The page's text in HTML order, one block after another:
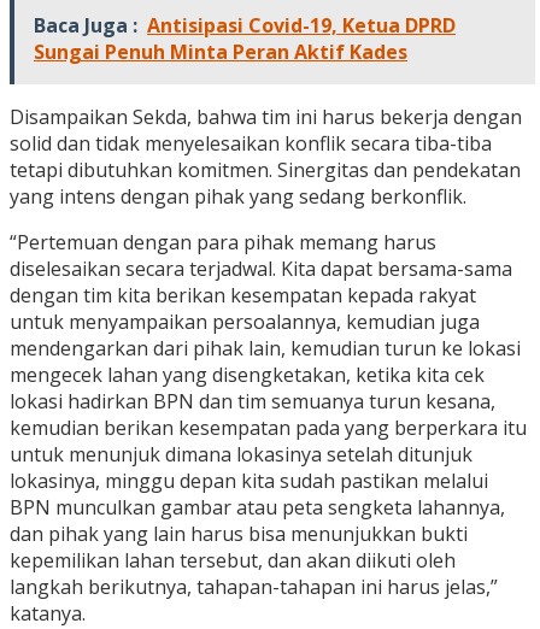
Baca Juga : Antisipasi Covid-19, Ketua DPRD
Sungai Penuh Minta Peran Aktif Kades
Disampaikan Sekda, bahwa tim ini harus bekerja dengan
solid dan tidak menyelesaikan konflik secara tiba-tiba
tetapi dibutuhkan komitmen. Sinergitas dan pendekatan
yang intens dengan pihak yang sedang berkonflik.
“Pertemuan dengan para pihak memang harus
diselesaikan secara terjadwal. Kita dapat bersama-sama
dengan tim kita berikan kesempatan kepada rakyat
untuk menyampaikan persoalannya, kemudian juga
mendengarkan dari pihak lain, kemudian turun ke lokasi
mengecek lahan yang disengketakan, ketika kita cek
lokasi hadirkan BPN dan tim semuanya turun kesana,
kemudian berikan kesempatan pada yang berperkara itu
untuk menunjuk dimana lokasinya setelah ditunjuk
lokasinya, minggu depan kita sudah pastikan melalui
BPN munculkan gambar atau peta sengketa lahannya,
dan pihak yang lain harus bisa menunjukkan bukti
kepemilikan lahan tersebut, dan akan diikuti oleh
langkah berikutnya, tahapan-tahapan ini harus jelas,”
katanya.